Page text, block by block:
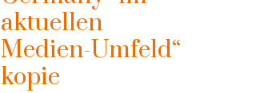
aktuellen
Medien-Umfeld“
kopie